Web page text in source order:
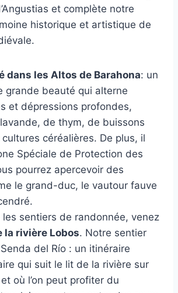
et complète notre
historique et artistique de
dans les Altos de Barahona: un
grande beauté qui alterne
et dépressions profondes,
de thym, de buissons
céréalières. De plus, il
Spéciale de Protection des
pourrez apercevoir des
le grand-duc, le vautour fauve
les sentiers de randonnée, venez
la rivière Lobos. Notre sentier
del Río : un itinéraire
qui suit le lit de la rivière sur
où l’on peut profiter du